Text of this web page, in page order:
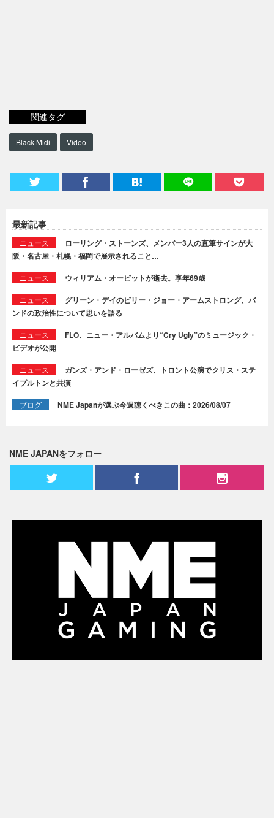
関連タグ
Black Midi Video
最新記事
ニュース
ローリング・ストーンズ、メンバー3人の直筆サインが大
阪・名古屋・札幌・福岡で展示されること…
ニュース ウィリアム・オービットが逝去。享年69歳
ニュース
グリーン・デイのビリー・ジョー・アームストロング、バ
ンドの政治性について思いを語る
ニュース
FLO、ニュー・アルバムより“Cry Ugly”のミュージック・
ビデオが公開
ニュース
ガンズ・アンド・ローゼズ、トロント公演でクリス・ステ
イプルトンと共演
ブログ NME Japanが選ぶ今週聴くべきこの曲：2026/08/07
NME JAPANをフォロー